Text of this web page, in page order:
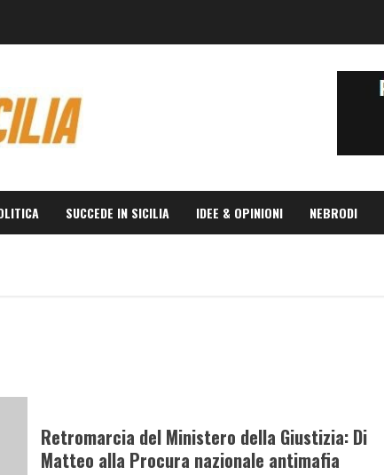
SUCCEDE IN SICILIA IDEE & OPINIONI NEBRODI
Retromarcia del Ministero della Giustizia: Di
Matteo alla Procura nazionale antimafia